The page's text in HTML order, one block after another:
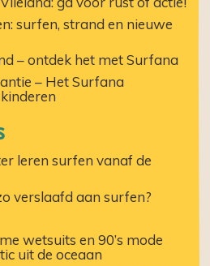
surfen, strand en nieuwe
– ontdek het met Surfana
– Het Surfana
leren surfen vanaf de
verslaafd aan surfen?
wetsuits en 90’s mode
uit de oceaan